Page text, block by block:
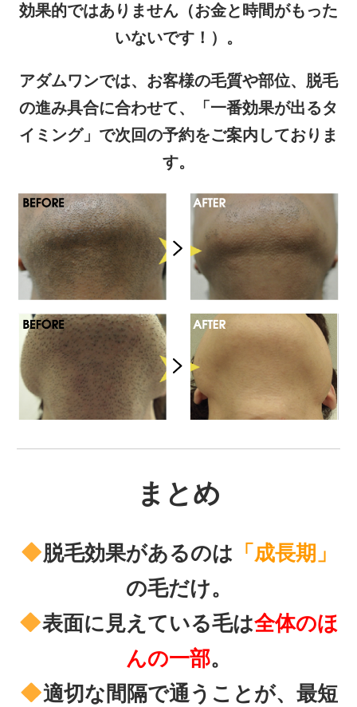
効果的ではありません（お金と時間がもった
いないです！）。
アダムワンでは、お客様の毛質や部位、脱毛
の進み具合に合わせて、「一番効果が出るタ
イミング」で次回の予約をご案内しておりま
す。
まとめ
脱毛効果があるのは 「成長期」
の毛だけ。
表面に見えている毛は全体のほ
んの一部。
適切な間隔で通うことが、最短